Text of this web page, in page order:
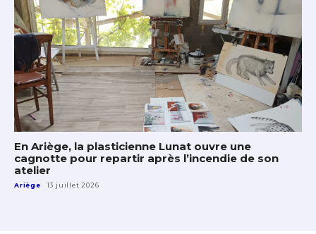
En Ariège, la plasticienne Lunat ouvre une
cagnotte pour repartir après l’incendie de son
atelier
Ariège 13 juillet 2026